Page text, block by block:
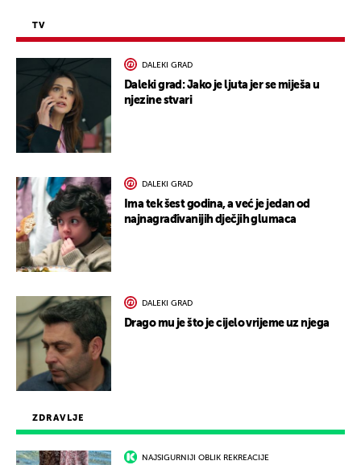
ZDRAVLJE
NAJSIGURNIJI OBLIK REKREACIJE
TV
DALEKI GRAD
Daleki grad: Jako je ljuta jer se miješa u
njezine stvari
DALEKI GRAD
Ima tek šest godina, a već je jedan od
najnagrađivanijih dječjih glumaca
DALEKI GRAD
Drago mu je što je cijelo vrijeme uz njega